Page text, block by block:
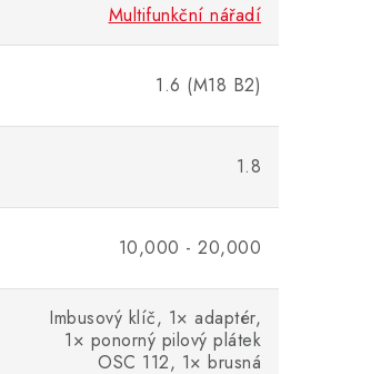
Multifunkční nářadí
1.6 (M18 B2)
1.8
10,000 - 20,000
Imbusový klíč, 1× adaptér,
1× ponorný pilový plátek
OSC 112, 1× brusná